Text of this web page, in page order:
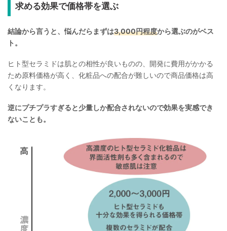
求める効果で価格帯を選ぶ
結論から言うと、悩んだらまずは3,000円程度から選ぶのがベス
ト。
ヒト型セラミドは肌との相性が良いものの、開発に費用がかかる
ため原料価格が高く、化粧品への配合が難しいので商品価格は高
くなります。
逆にプチプラすぎると少量しか配合されないので効果を実感でき
ないことも。